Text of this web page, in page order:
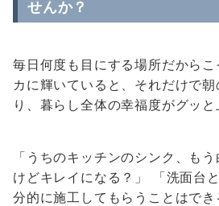
せんか？
毎日何度も目にする場所だから
カに輝いていると、それだけで
り、暮らし全体の幸福度がグッと
「うちのキッチンのシンク、も
けどキレイになる？」 「洗面台
分的に施工してもらうことはで